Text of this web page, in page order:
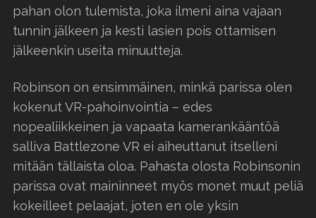
pahan olon tulemista, joka ilmeni aina vajaan
tunnin jälkeen ja kesti lasien pois ottamisen
jälkeenkin useita minuutteja.
Robinson on ensimmäinen, minkä parissa olen
kokenut VR-pahoinvointia – edes
nopealiikkeinen ja vapaata kamerankääntöä
salliva Battlezone VR ei aiheuttanut itselleni
mitään tällaista oloa. Pahasta olosta Robinsonin
parissa ovat maininneet myös monet muut peliä
kokeilleet pelaajat, joten en ole yksin